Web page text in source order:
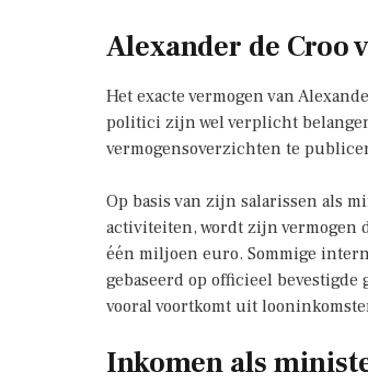
Alexander de Croo
Het exacte vermogen van
politici zijn wel verplicht
vermogensoverzichten te
Op basis van zijn salarissen als
activiteiten, wordt zijn vermogen
één miljoen euro. Sommige
gebaseerd op officieel bevestigde
vooral voortkomt uit
Inkomen als